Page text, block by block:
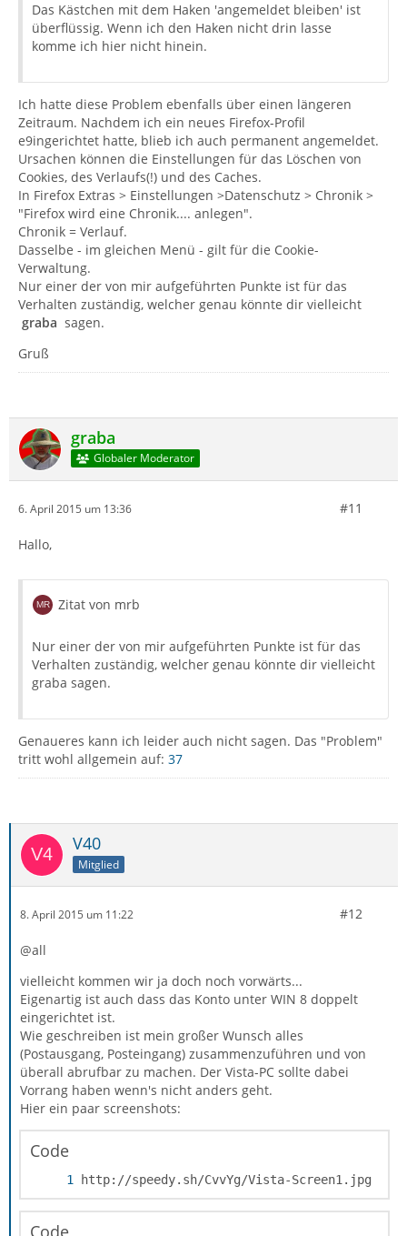
Das Kästchen mit dem Haken 'angemeldet bleiben' ist
überflüssig. Wenn ich den Haken nicht drin lasse
komme ich hier nicht hinein.
Ich hatte diese Problem ebenfalls über einen längeren
Zeitraum. Nachdem ich ein neues Firefox-Profil
e9ingerichtet hatte, blieb ich auch permanent angemeldet.
Ursachen können die Einstellungen für das Löschen von
Cookies, des Verlaufs(!) und des Caches.
In Firefox Extras > Einstellungen >Datenschutz > Chronik >
"Firefox wird eine Chronik.... anlegen".
Chronik = Verlauf.
Dasselbe - im gleichen Menü - gilt für die Cookie-
Verwaltung.
Nur einer der von mir aufgeführten Punkte ist für das
Verhalten zuständig, welcher genau könnte dir vielleicht
graba sagen.
Gruß
graba
Globaler Moderator
6. April 2015 um 13:36 #11
Hallo,
Zitat von mrb
Nur einer der von mir aufgeführten Punkte ist für das
Verhalten zuständig, welcher genau könnte dir vielleicht
graba sagen.
Genaueres kann ich leider auch nicht sagen. Das "Problem"
tritt wohl allgemein auf: 37
V40
Mitglied
8. April 2015 um 11:22 #12
@all
vielleicht kommen wir ja doch noch vorwärts...
Eigenartig ist auch dass das Konto unter WIN 8 doppelt
eingerichtet ist.
Wie geschreiben ist mein großer Wunsch alles
(Postausgang, Posteingang) zusammenzuführen und von
überall abrufbar zu machen. Der Vista-PC sollte dabei
Vorrang haben wenn's nicht anders geht.
Hier ein paar screenshots:
Code
http://speedy.sh/CvvYg/Vista-Screen1.jpg
Code